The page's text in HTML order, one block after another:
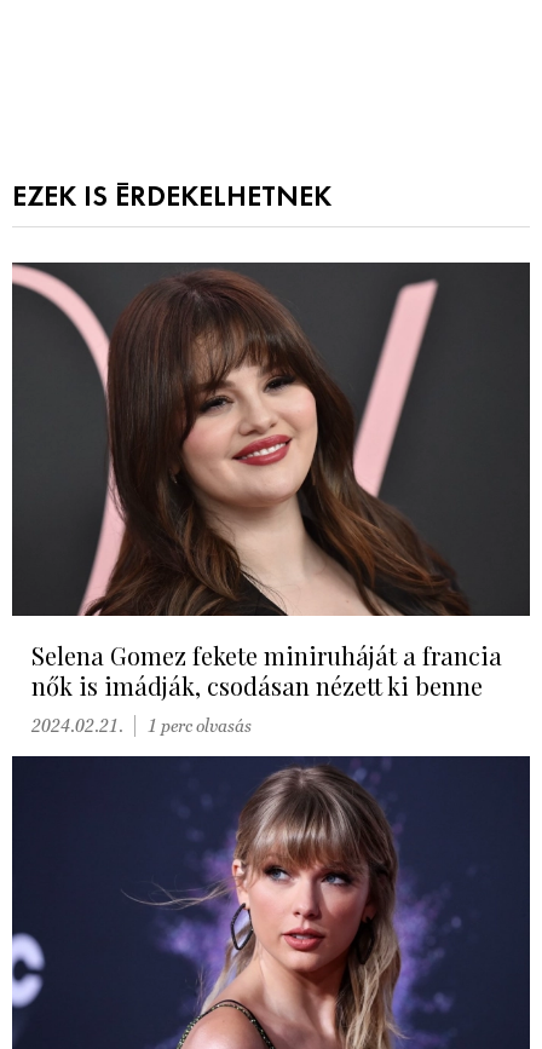
EZEK IS ÉRDEKELHETNEK
Selena Gomez fekete miniruháját a francia
nők is imádják, csodásan nézett ki benne
2024.02.21. 1 perc olvasás